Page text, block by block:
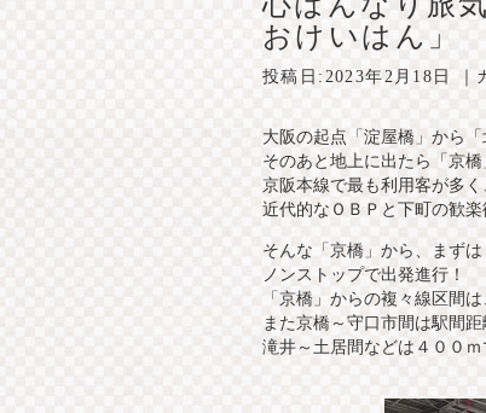
おけいはん」
投稿日: 2023年2月18日
大阪の起点「淀屋橋」から
そのあと地上に出たら「京橋
京阪本線で最も利用客が多
近代的なＯＢＰと下町の歓
そんな「京橋」から、まず
ノンストップで出発進行！
「京橋」からの複々線区間
また京橋～守口市間は駅間距
滝井～土居間などは４００